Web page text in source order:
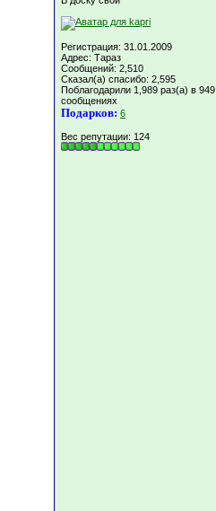
Регистрация: 31.01.2009
Адрес: Тараз
Сообщений: 2,510
Сказал(а) спасибо: 2,595
Поблагодарили 1,989 раз(а) в 949
сообщениях
Подарков: 6
Вес репутации: 124